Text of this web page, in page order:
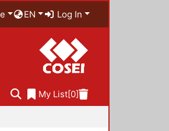
EN Log In
My List[0]